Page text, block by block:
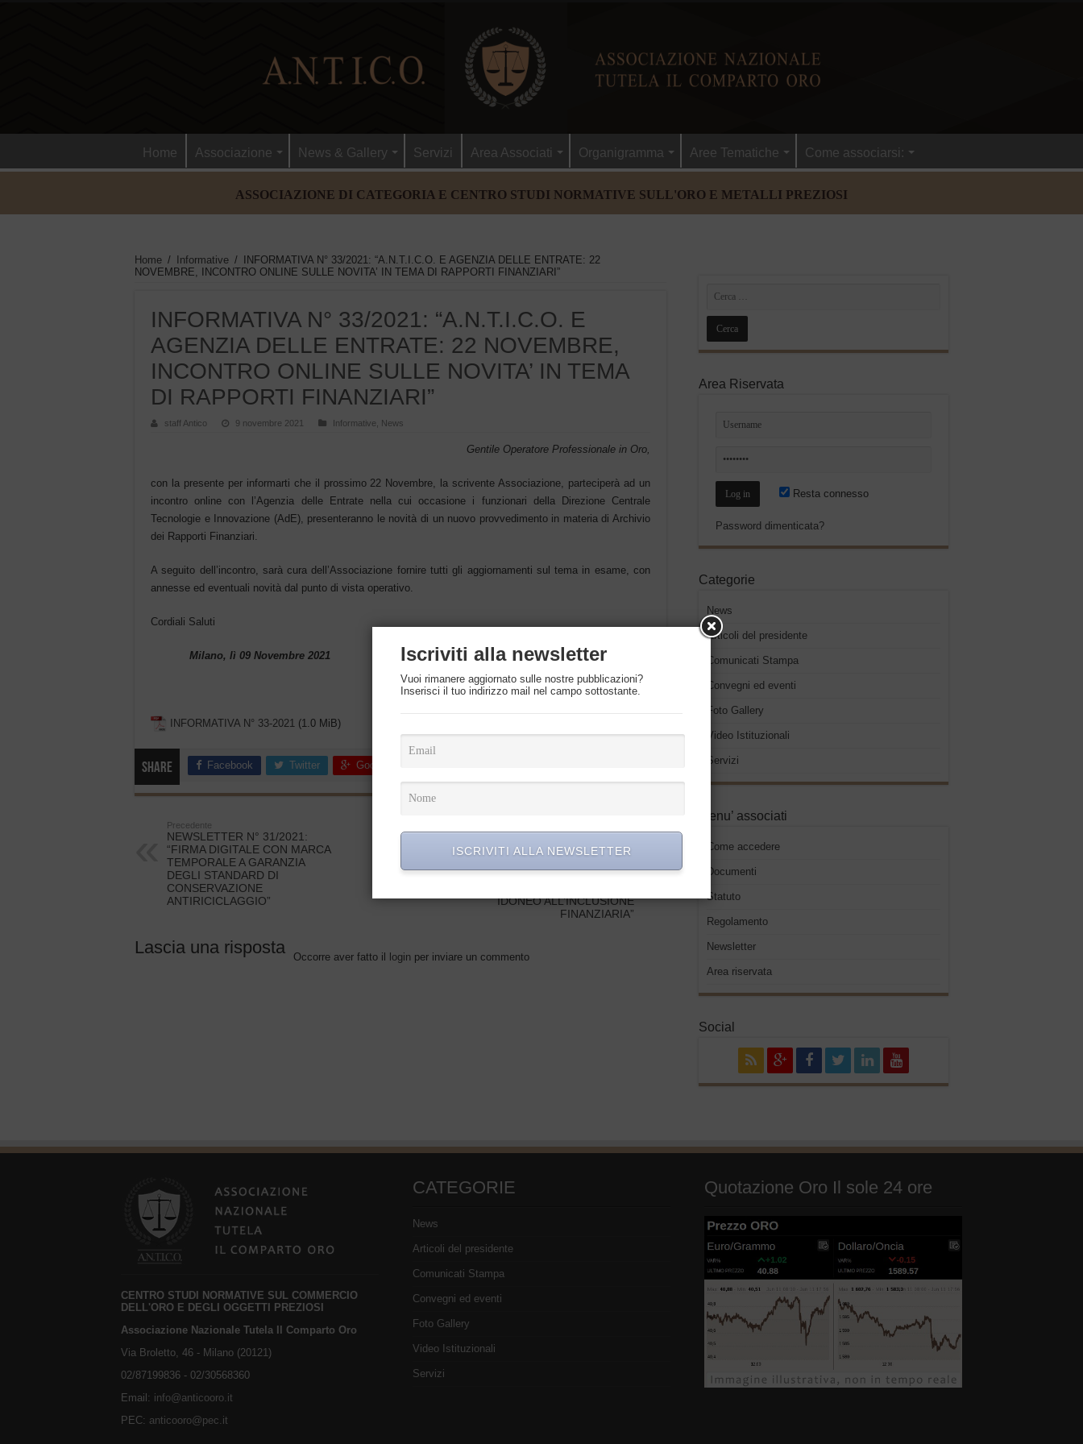
Home Associazione News & Gallery Servizi Area Associati Organigramma Aree Tematiche Come associarsi:
ASSOCIAZIONE DI CATEGORIA E CENTRO STUDI NORMATIVE SULL'ORO E METALLI PREZIOSI
Home / Informative / INFORMATIVA N° 33/2021: “A.N.T.I.C.O. E AGENZIA DELLE ENTRATE: 22
NOVEMBRE, INCONTRO ONLINE SULLE NOVITA’ IN TEMA DI RAPPORTI FINANZIARI”
INFORMATIVA N° 33/2021: “A.N.T.I.C.O. E
AGENZIA DELLE ENTRATE: 22 NOVEMBRE,
INCONTRO ONLINE SULLE NOVITA’ IN TEMA
DI RAPPORTI FINANZIARI”
staff Antico 9 novembre 2021 Informative News
Gentile Operatore Professionale in Oro,
con la presente per informarti che il prossimo 22 Novembre, la scrivente Associazione, parteciperà ad un
incontro online con l’Agenzia delle Entrate nella cui occasione i funzionari della Direzione Centrale
Tecnologie e Innovazione (AdE), presenteranno le novità di un nuovo provvedimento in materia di Archivio
dei Rapporti Finanziari.
A seguito dell’incontro, sarà cura dell’Associazione fornire tutti gli aggiornamenti sul tema in esame, con
annesse ed eventuali novità dal punto di vista operativo.
Cordiali Saluti
Milano, lì 09 Novembre 2021
La Direzione Amministrativa
INFORMATIVA N° 33-2021 (1.0 MiB)
Share Facebook Twitter Google +
Precedente
NEWSLETTER N° 31/2021:
“FIRMA DIGITALE CON MARCA
TEMPORALE A GARANZIA
DEGLI STANDARD DI
CONSERVAZIONE
ANTIRICICLAGGIO”
INFORMATIVA APERTA N°
34/2021: “DDL N° 1712 E
IN ARRIVO DAL MEF LA
IDONEO ALL’INCLUSIONE
FINANZIARIA”
Lascia una risposta Occorre aver fatto il login per inviare un commento
Area Riservata
Resta connesso
Password dimenticata?
Categorie
News
Articoli del presidente
Comunicati Stampa
Convegni ed eventi
Foto Gallery
Video Istituzionali
Servizi
Menu’ associati
Come accedere
Documenti
Statuto
Regolamento
Newsletter
Area riservata
Social
CENTRO STUDI NORMATIVE SUL COMMERCIO
DELL'ORO E DEGLI OGGETTI PREZIOSI
Associazione Nazionale Tutela Il Comparto Oro
Via Broletto, 46 - Milano (20121)
02/87199836 - 02/30568360
Email: info@anticooro.it
PEC: anticooro@pec.it
CATEGORIE
News
Articoli del presidente
Comunicati Stampa
Convegni ed eventi
Foto Gallery
Video Istituzionali
Servizi
Quotazione Oro Il sole 24 ore
Iscriviti alla newsletter
Vuoi rimanere aggiornato sulle nostre pubblicazioni?
Inserisci il tuo indirizzo mail nel campo sottostante.
ISCRIVITI ALLA NEWSLETTER